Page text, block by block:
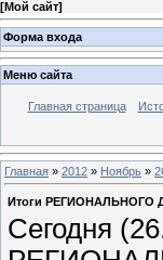
[Мой сайт]
Форма входа
Меню сайта
Главная страница
Главная » 2012 » Ноябрь »
Итоги РЕГИОНАЛЬНОГО
Сегодня